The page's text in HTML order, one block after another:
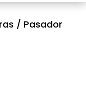
/ Pasador